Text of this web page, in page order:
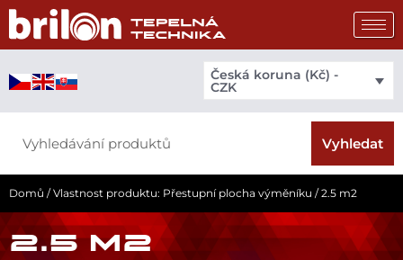
Přeskočit
obsah
Česká koruna (Kč) -
CZK
Vyhledat
Domů / Vlastnost produktu: Přestupní plocha výměníku / 2.5 m2
2.5 M2